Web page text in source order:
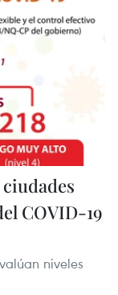
COVID-19
niveles